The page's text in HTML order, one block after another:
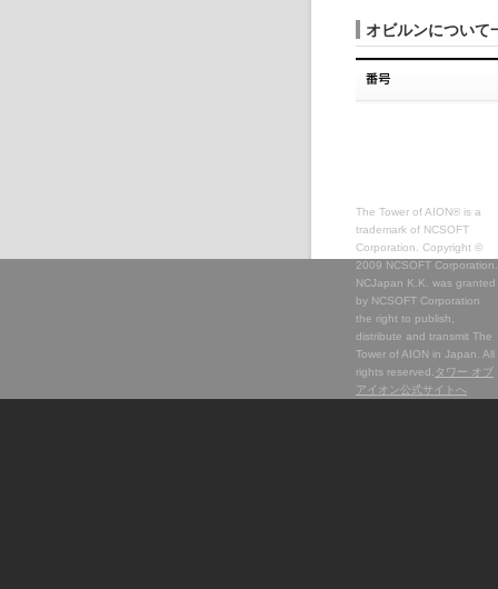
オビルンについて
The Tower of AION® is a
trademark of NCSOFT
Corporation. Copyright ©
2009 NCSOFT Corporation.
NCJapan K.K. was granted
by NCSOFT Corporation
the right to publish,
distribute and transmit The
Tower of AION in Japan. All
rights reserved. タワー オブ
アイオン公式サイトへ